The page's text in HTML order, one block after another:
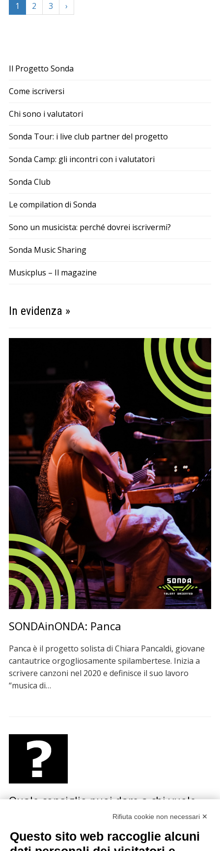
Il Progetto Sonda
Come iscriversi
Chi sono i valutatori
Sonda Tour: i live club partner del progetto
Sonda Camp: gli incontri con i valutatori
Sonda Club
Le compilation di Sonda
Sono un musicista: perché dovrei iscrivermi?
Sonda Music Sharing
Musicplus – Il magazine
1 2 3 ›
In evidenza »
SONDAinONDA: Panca
Panca è il progetto solista di Chiara Pancaldi, giovane
cantautrice orgogliosamente spilambertese. Inizia a
scrivere canzoni nel 2020 e definisce il suo lavoro
“musica di…
Quale consiglio puoi dare a chi vuole
iniziare una carriera musicale?
La redazione di Sonda ha fatto questa domanda a
Rifiuta cookie non necessari ✕
Questo sito web raccoglie alcuni